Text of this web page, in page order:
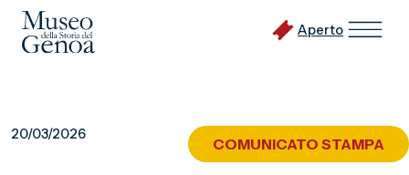
Aperto
20/03/2026
COMUNICATO STAMPA